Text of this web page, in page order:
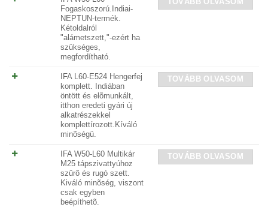
Fogaskoszorú.Indiai-
NEPTUN-termék.
Kétoldalról
"alámetszett,"-ezért ha
szükséges,
megfordítható.
IFA L60-E524 Hengerfej
komplett. Indiában
öntött és elõmunkált,
itthon eredeti gyári új
alkatrészekkel
komplettírozott.Kíváló
minõségü.
TOVÁBB OLVASOM
IFA W50-L60 Multikár
M25 tápszivattyúhoz
szûrõ és rugó szett.
Kiváló minõség, viszont
csak egyben
beépíthetõ.
TOVÁBB OLVASOM